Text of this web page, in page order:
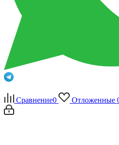
Сравнение0 Отложенные